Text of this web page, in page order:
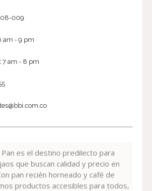
009
am - 9 pm
7 am - 8 pm
Pan es el destino predilecto para
que buscan calidad y precio en
pan recién horneado y café de
productos accesibles para todos,